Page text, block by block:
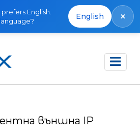
English.
English ×
външна IP